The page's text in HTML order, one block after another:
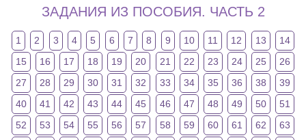
ЗАДАНИЯ ИЗ ПОСОБИЯ. ЧАСТЬ 2
1 2 3 4 5 6 7 8 9 10 11 12 13
14
15
16 17 18 19 20 21 22 23 24 25
26
27
28 29 30 31 32 33 34 35 36 38
39
40
41 42 43 44 45 46 47 48 49 50
51
52
53 54 55 56 57 58 59 60 61 62
63